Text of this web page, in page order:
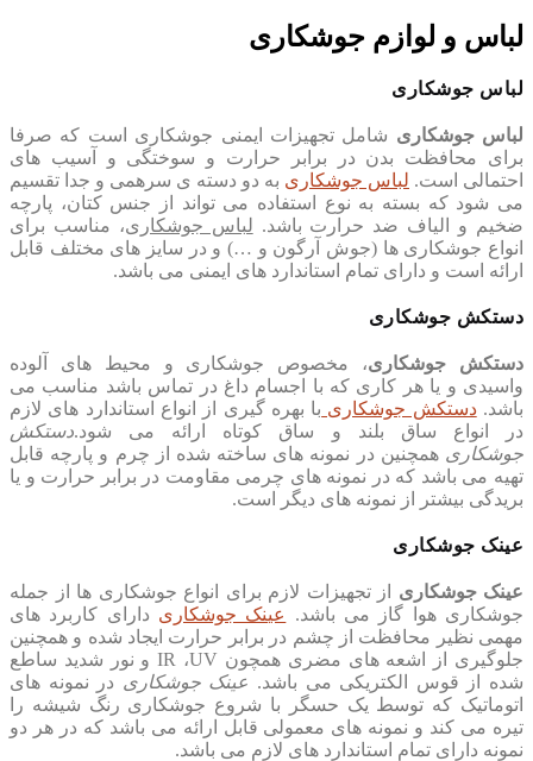
لباس و لوازم جوشکاری
لباس جوشکاری
لباس جوشکاری شامل تجهیزات ایمنی جوشکاری است که صرفا
برای محافظت بدن در برابر حرارت و سوختگی و آسیب های
احتمالی است. لباس جوشکاری به دو دسته ی سرهمی و جدا تقسیم
می شود که بسته به نوع استفاده می تواند از جنس کتان، پارچه
ضخیم و الیاف ضد حرارت باشد. لباس جوشکاری، مناسب برای
انواع جوشکاری ها (جوش آرگون و …) و در سایز های مختلف قابل
ارائه است و دارای تمام استاندارد های ایمنی می باشد.
دستکش جوشکاری
دستکش جوشکاری، مخصوص جوشکاری و محیط های آلوده
واسیدی و یا هر کاری که با اجسام داغ در تماس باشد مناسب می
باشد. دستکش جوشکاری با بهره گیری از انواع استاندارد های لازم
در انواع ساق بلند و ساق کوتاه ارائه می شود.دستکش
جوشکاری همچنین در نمونه های ساخته شده از چرم و پارچه قابل
تهیه می باشد که در نمونه های چرمی مقاومت در برابر حرارت و یا
بریدگی بیشتر از نمونه های دیگر است.
عینک جوشکاری
عینک جوشکاری
از تجهیزات لازم برای انواع جوشکاری ها از جمله
جوشکاری هوا گاز می باشد.
عینک جوشکاری دارای کاربرد های
مهمی نظیر محافظت از چشم در برابر حرارت ایجاد شده و همچنین
جلوگیری از اشعه های مضری همچون UV، IRو نور شدید ساطع
شده از قوس الکتریکی می باشد. عینک جوشکاری در نمونه های
اتوماتیک که توسط یک حسگر با شروع جوشکاری رنگ شیشه را
تیره می کند و نمونه های معمولی قابل ارائه می باشد که در هر دو
نمونه دارای تمام استاندارد های لازم می باشد.